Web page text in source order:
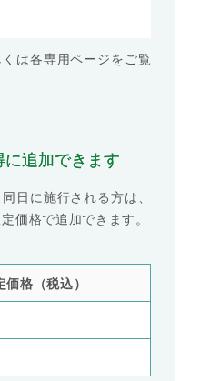
は各専用ページをご覧
追加できます
日に施行される方は、
価格で追加できます。
格（税込）